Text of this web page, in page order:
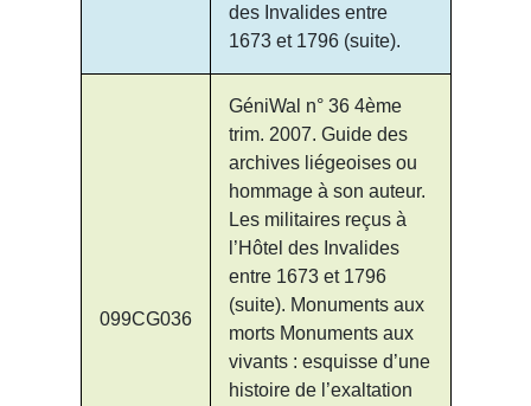
des Invalides entre
1673 et 1796 (suite).
099CG036
GéniWal n° 36 4ème
trim. 2007. Guide des
archives liégeoises ou
hommage à son auteur.
Les militaires reçus à
l’Hôtel des Invalides
entre 1673 et 1796
(suite). Monuments aux
morts Monuments aux
vivants : esquisse d’une
histoire de l’exaltation